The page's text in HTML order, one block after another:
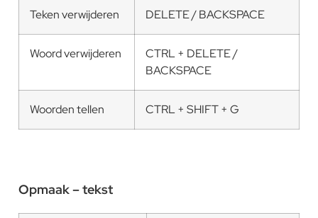
Teken verwijderen DELETE / BACKSPACE
Woord verwijderen
CTRL + DELETE /
BACKSPACE
Woorden tellen CTRL + SHIFT + G
Opmaak – tekst